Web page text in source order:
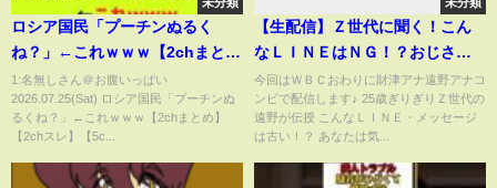
ロシア国民「プーチンぬるく
ね？」←これｗｗｗ【2chまと
め】【2chスレ】【5chスレ】
1:名無しさん＠お腹いっぱい
2026.07.25(Sat) ロシア国民「プーチンぬ
るくね？」←これｗｗｗ【2chまとめ】
【2chスレ】【5c...
【生配信】Ｚ世代に聞く！こん
なＬＩＮＥはＮＧ！？おじさん
おばさん構文とは
今回はＷＢＣおわりに財津アナ遠野アナコ
ンビで配信します♪ 25歳ぎりぎりＺ世代の
遠野が伝授 こんなＬＩＮＥ・メッセージ
は古い！？ あなたは気...